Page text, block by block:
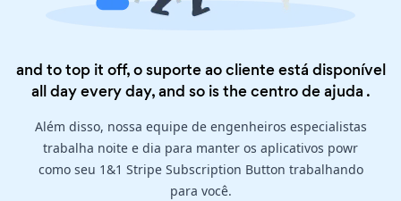
and to top it off, o suporte ao cliente está disponível
all day every day, and so is thecentro de ajuda .
Além disso, nossa equipe de engenheiros especialistas
trabalha noite e dia para manter os aplicativos powr
como seu 1&1 Stripe Subscription Button trabalhando
para você.